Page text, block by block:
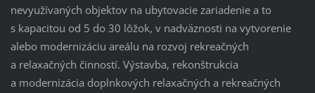
nevyužívaných objektov na ubytovacie zariadenie a to
s kapacitou od 5 do 30 lôžok, v nadväznosti na vytvorenie
alebo modernizáciu areálu na rozvoj rekreačných
a relaxačných činností. Výstavba, rekonštrukcia
a modernizácia doplnkových relaxačných a rekreačných